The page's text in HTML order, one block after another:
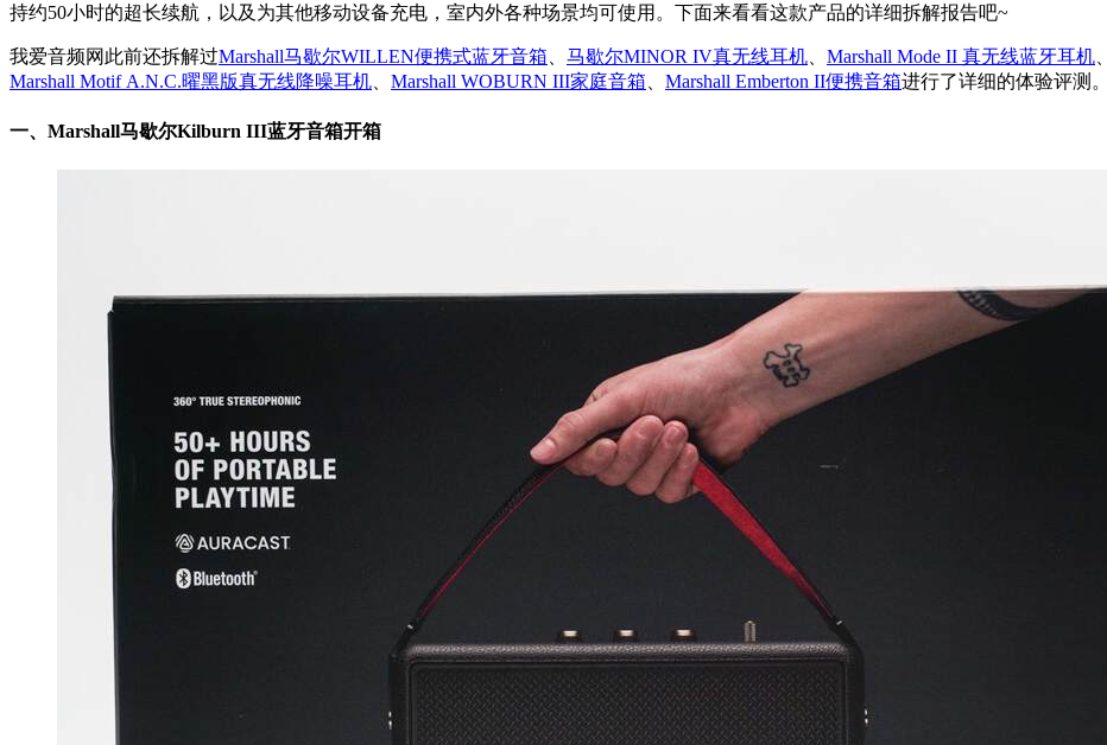
持约50小时的超长续航，以及为其他移动设备充电，室内外各种场景均可使用。下面来看看这款产品的详细拆解报告吧~
我爱音频网此前还拆解过Marshall马歇尔WILLEN便携式蓝牙音箱 马歇尔MINOR IV真无线耳机 Marshall Mode II 真无线蓝牙耳机
Marshall Motif A.N.C.曜黑版真无线降噪耳机
Marshall WOBURN III家庭音箱 Marshall Emberton II便携音箱进行了详细的体验评测。
一、 Marshall马歇尔Kilburn III蓝牙音箱开箱